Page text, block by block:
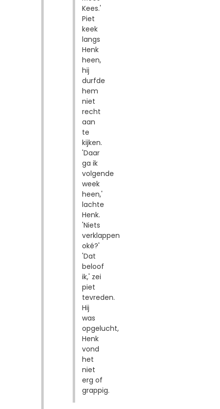
Kees.'
Piet
keek
langs
Henk
heen,
hij
durfde
hem
niet
recht
aan
te
kijken.
'Daar
ga ik
volgende
week
heen,'
lachte
Henk.
'Niets
verklappen
oké?'
'Dat
beloof
ik,' zei
piet
tevreden.
Hij
was
opgelucht,
Henk
vond
het
niet
erg of
grappig.